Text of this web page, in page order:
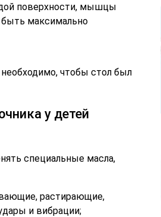
поверхности, мышцы
максимально
чтобы стол был
у детей
специальные масла,
растирающие,
и вибрации;